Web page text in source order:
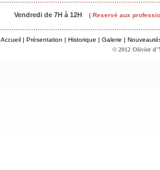
Vendredi de 7H à 12H ( Reservé aux
Accueil | Présentation | Historique | Galerie |
© 2012 Olivier